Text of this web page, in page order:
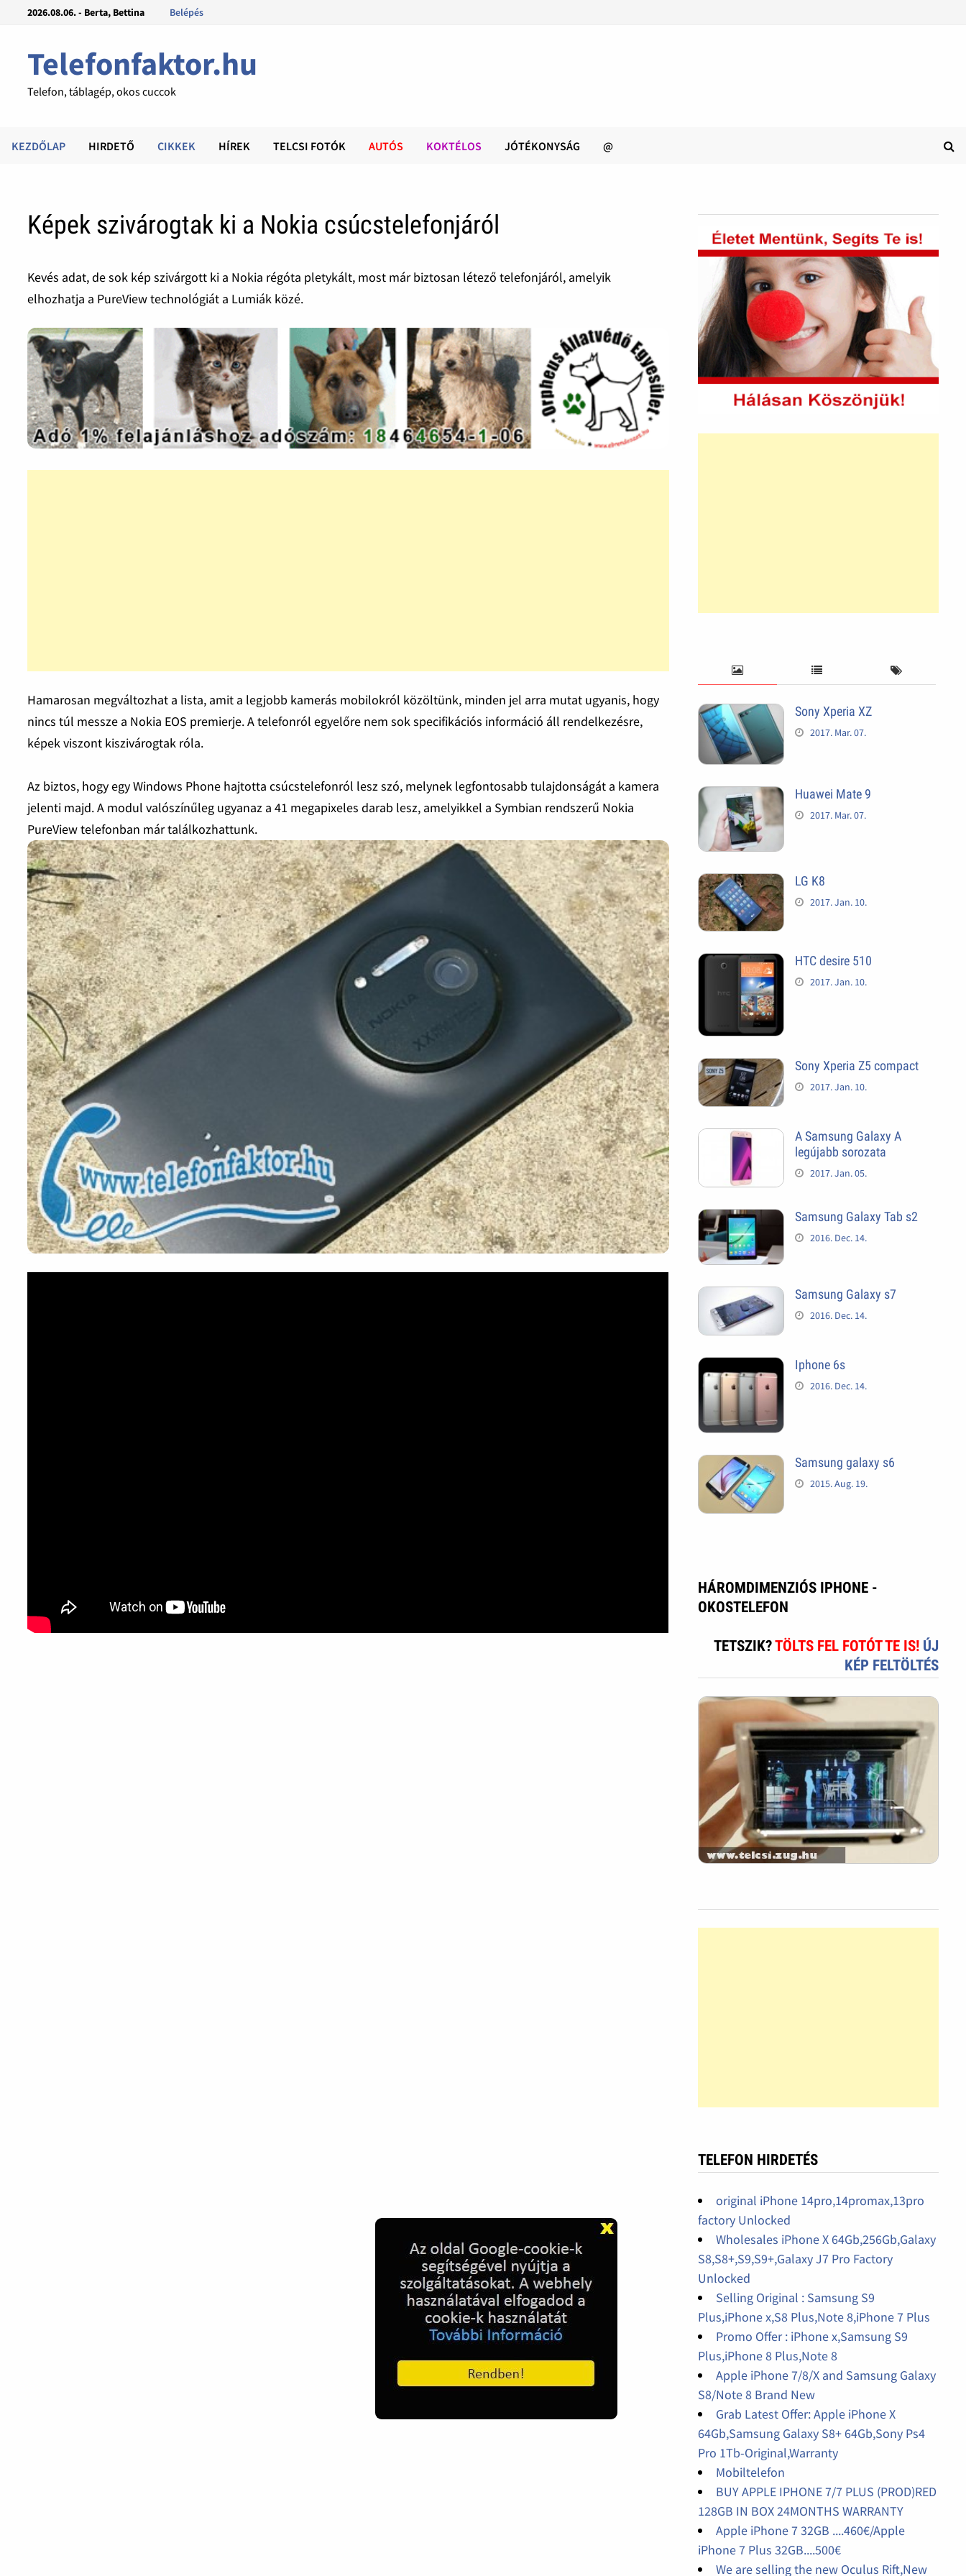
2026.08.06. - Berta, Bettina Belépés
Telefonfaktor.hu
Telefon, táblagép, okos cuccok
KEZDŐLAP HIRDETŐ CIKKEK HÍREK TELCSI FOTÓK AUTÓS KOKTÉLOS JÓTÉKONYSÁG @
Képek szivárogtak ki a Nokia csúcstelefonjáról
Kevés adat, de sok kép szivárgott ki a Nokia régóta pletykált, most már biztosan létező telefonjáról, amelyik
elhozhatja a PureView technológiát a Lumiák közé.
Hamarosan megváltozhat a lista, amit a legjobb kamerás mobilokról közöltünk, minden jel arra mutat ugyanis, hogy
nincs túl messze a Nokia EOS premierje. A telefonról egyelőre nem sok specifikációs információ áll rendelkezésre,
képek viszont kiszivárogtak róla.
Az biztos, hogy egy Windows Phone hajtotta csúcstelefonról lesz szó, melynek legfontosabb tulajdonságát a kamera
jelenti majd. A modul valószínűleg ugyanaz a 41 megapixeles darab lesz, amelyikkel a Symbian rendszerű Nokia
PureView telefonban már találkozhattunk.
Sony Xperia XZ
2017. Mar. 07.
Huawei Mate 9
2017. Mar. 07.
LG K8
2017. Jan. 10.
HTC desire 510
2017. Jan. 10.
Sony Xperia Z5 compact
2017. Jan. 10.
A Samsung Galaxy A
legújabb sorozata
2017. Jan. 05.
Samsung Galaxy Tab s2
2016. Dec. 14.
Samsung Galaxy s7
2016. Dec. 14.
Iphone 6s
2016. Dec. 14.
Samsung galaxy s6
2015. Aug. 19.
HÁROMDIMENZIÓS IPHONE -
OKOSTELEFON
TETSZIK?TÖLTS FEL FOTÓT TE IS! ÚJ
KÉP FELTÖLTÉS
TELEFON HIRDETÉS
original iPhone 14pro,14promax,13pro
factory Unlocked
Wholesales iPhone X 64Gb,256Gb,Galaxy
S8,S8+,S9,S9+,Galaxy J7 Pro Factory
Unlocked
Selling Original : Samsung S9
Plus,iPhone x,S8 Plus,Note 8,iPhone 7 Plus
Promo Offer : iPhone x,Samsung S9
Plus,iPhone 8 Plus,Note 8
Apple iPhone 7/8/X and Samsung Galaxy
S8/Note 8 Brand New
Grab Latest Offer: Apple iPhone X
64Gb,Samsung Galaxy S8+ 64Gb,Sony Ps4
Pro 1Tb-Original,Warranty
Mobiltelefon
BUY APPLE IPHONE 7/7 PLUS (PROD)RED
128GB IN BOX 24MONTHS WARRANTY
Apple iPhone 7 32GB ....460€/Apple
iPhone 7 Plus 32GB....500€
We are selling the new Oculus Rift,New